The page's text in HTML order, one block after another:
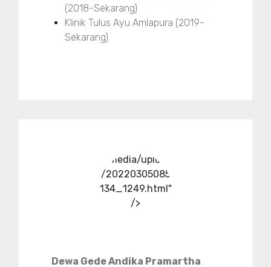
(2018-Sekarang)
Klinik Tulus Ayu Amlapura (2019-
Sekarang)
../media/upload
/20220305085
134_1249.html"
/>
Dewa Gede Andika Pramartha